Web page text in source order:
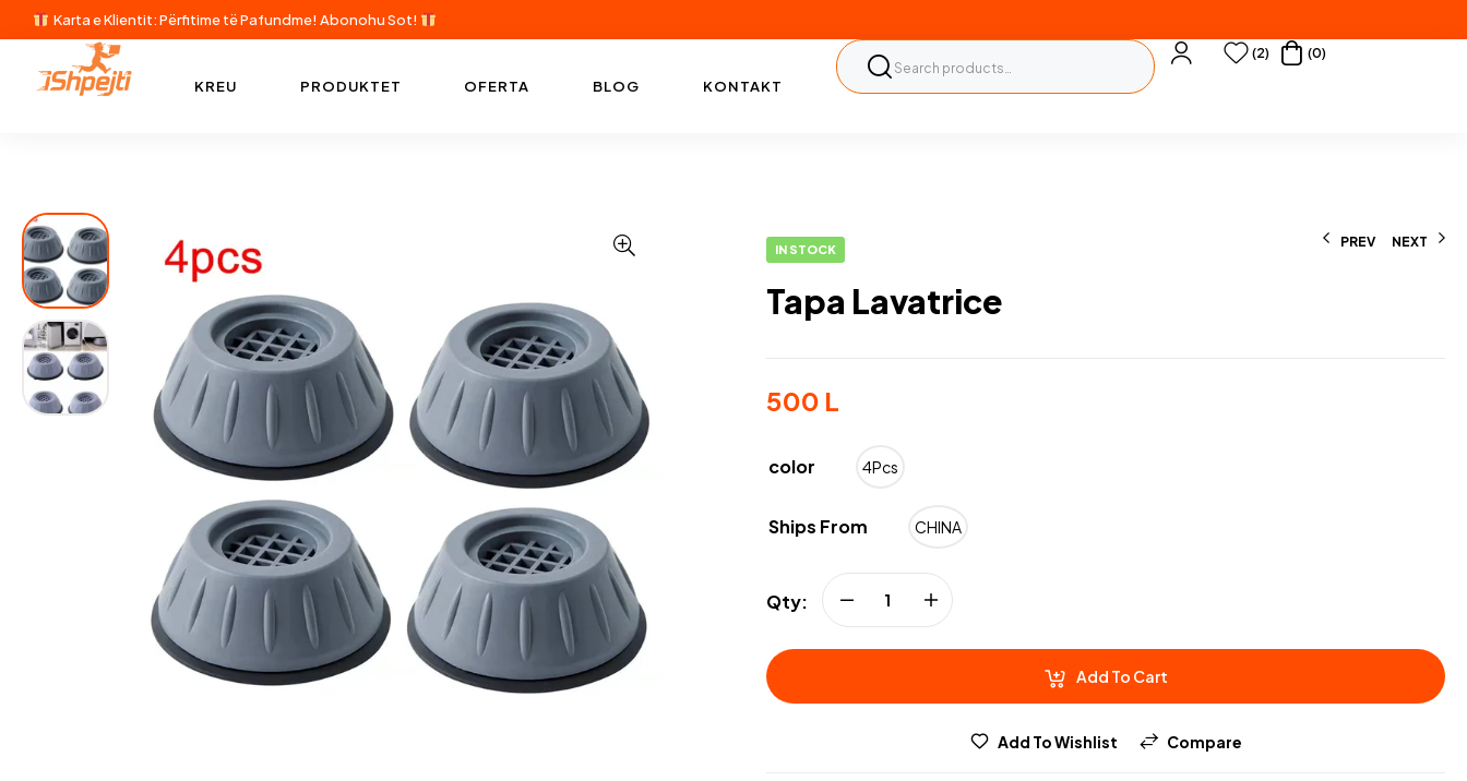
Karta e Klientit: Përfitime të Pafundme! Abonohu Sot!
KREU PRODUKTET OFERTA BLOG KONTAKT
(2) (0)
PREV NEXT
IN STOCK
Tapa Lavatrice
500 L
color 4Pcs
Ships From CHINA
Qty:
Add To Cart
Add To Wishlist Compare